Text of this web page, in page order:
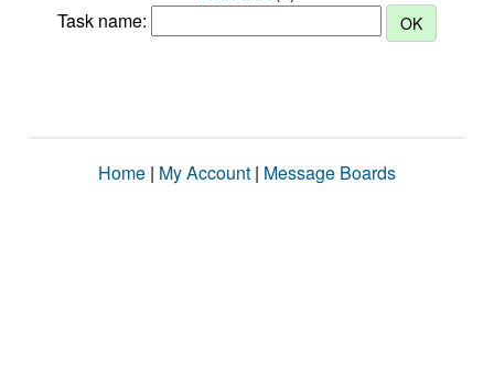
Task name:
Home | My Account | Message Boards